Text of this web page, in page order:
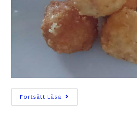
Fortsätt Läsa